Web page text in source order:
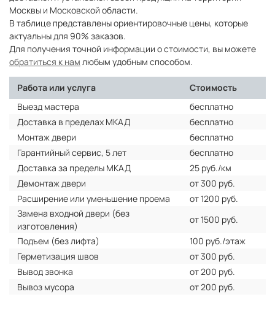
Москвы и Московской области.
В таблице представлены ориентировочные цены, которые
актуальны для 90% заказов.
Для получения точной информации о стоимости, вы можете
обратиться к нам любым удобным способом.
Работа или услуга
Стоимость
Выезд мастера
бесплатно
Доставка в пределах МКАД
бесплатно
Монтаж двери
бесплатно
Гарантийный сервис, 5 лет
бесплатно
Доставка за пределы МКАД
25 руб./км
Демонтаж двери
от 300 руб.
Расширение или уменьшение проема
от 1200 руб.
Замена входной двери (без
изготовления)
от 1500 руб.
Подъем (без лифта)
100 руб./этаж
Герметизация швов
от 300 руб.
Вывод звонка
от 200 руб.
Вывоз мусора
от 200 руб.